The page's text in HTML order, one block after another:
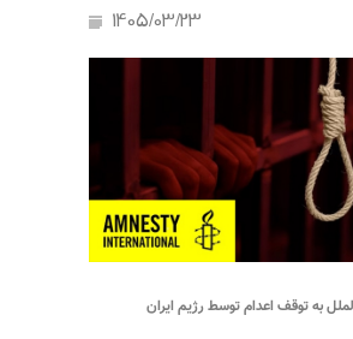
1405/03/23
به توقف اعدام توسط رژیم ایران